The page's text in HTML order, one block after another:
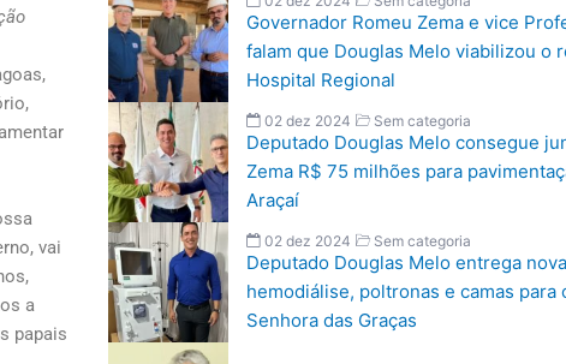
vai
a
papais
Governador Romeu Zema e vice
falam que Douglas Melo viabilizou o
Hospital Regional
02 dez 2024 Sem categoria
Deputado Douglas Melo consegue
Zema R$ 75 milhões para
Araçaí
02 dez 2024 Sem categoria
Deputado Douglas Melo entrega
hemodiálise, poltronas e camas para
Senhora das Graças